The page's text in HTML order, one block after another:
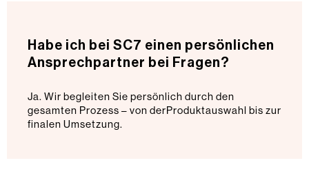
Habe ich bei SC7 einen persönlichen
Ansprechpartner bei Fragen?
Ja. Wir begleiten Sie persönlich durch den
gesamten Prozess – von derProduktauswahl bis zur
finalen Umsetzung.